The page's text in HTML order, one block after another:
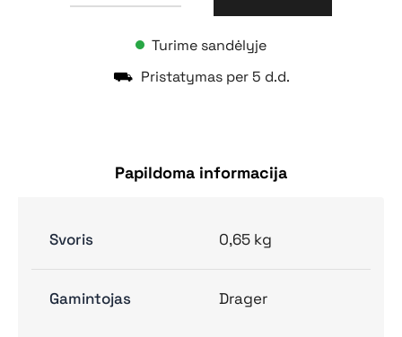
Turime sandėlyje
⛟ Pristatymas per 5 d.d.
Papildoma informacija
Svoris 0,65 kg
Gamintojas Drager